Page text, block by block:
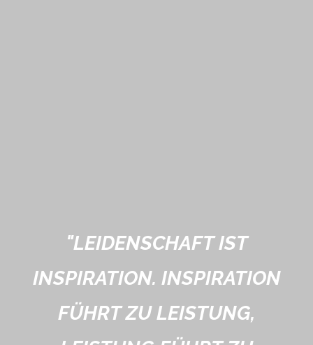
"LEIDENSCHAFT IST
INSPIRATION. INSPIRATION
FÜHRT ZU LEISTUNG,